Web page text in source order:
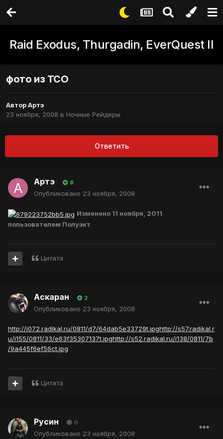
Raid Exodus, Thurgadin, EverQuest II
фото из ТСО
АвторАртэ
23 ноября, 2008 в Ночные Рейдеры
Ответить
Артэ 8
Опубликовано 23 ноября, 2008
Изменено 11 ноября, 2011
пользователем Полуэкт
Цитата
Аскаран 2
Опубликовано 23 ноября, 2008
http://i072.radikal.ru/0811/d7/64dab5e33729t.jpghttp://s57.radikal.r
u/i155/0811/33/e63f35307137t.jpghttp://s52.radikal.ru/i138/0811/7b
/9a445f6ef56ct.jpg
Цитата
Русин 0
Опубликовано 23 ноября, 2008